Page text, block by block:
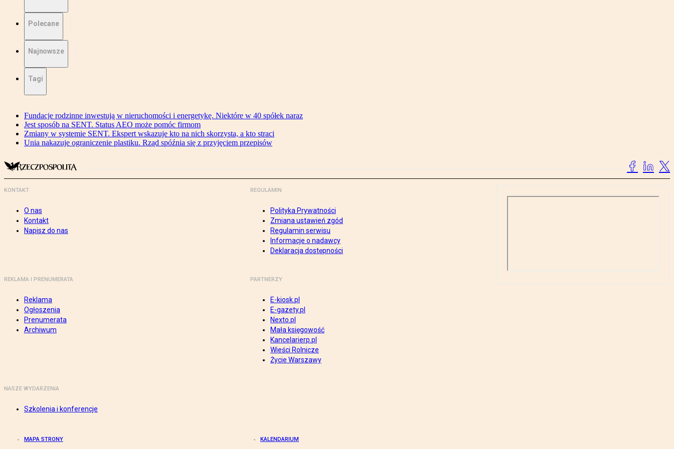
Polecane
Najnowsze
Tagi
Fundacje rodzinne inwestują w nieruchomości i energetykę. Niektóre w 40 spółek naraz
Jest sposób na SENT. Status AEO może pomóc firmom
Zmiany w systemie SENT. Ekspert wskazuje kto na nich skorzysta, a kto straci
Unia nakazuje ograniczenie plastiku. Rząd spóźnia się z przyjęciem przepisów
KONTAKT
O nas
Kontakt
Napisz do nas
REGULAMIN
Polityka Prywatności
Zmiana ustawień zgód
Regulamin serwisu
Informacje o nadawcy
Deklaracja dostępności
REKLAMA I PRENUMERATA
Reklama
Ogłoszenia
Prenumerata
Archiwum
PARTNERZY
E-kiosk.pl
E-gazety.pl
Nexto.pl
Mała księgowość
Kancelarierp.pl
Wieści Rolnicze
Życie Warszawy
NASZE WYDARZENIA
Szkolenia i konferencje
MAPA STRONY KALENDARIUM